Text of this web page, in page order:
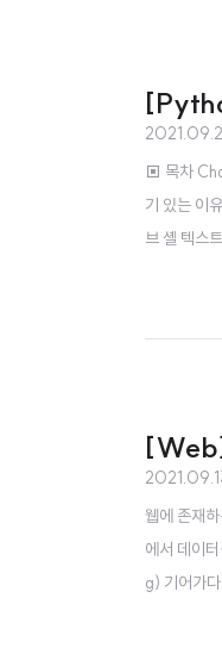
▣ 목차
기 있는 이
브 셸 텍스
웹에 존재
에서 데이
g) 기어가